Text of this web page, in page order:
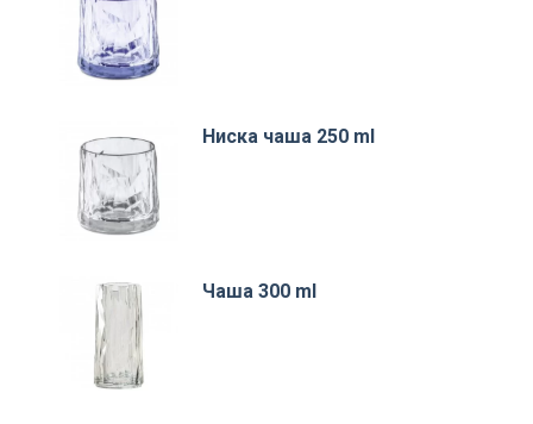
Ниска чаша 250 ml
Чаша 300 ml